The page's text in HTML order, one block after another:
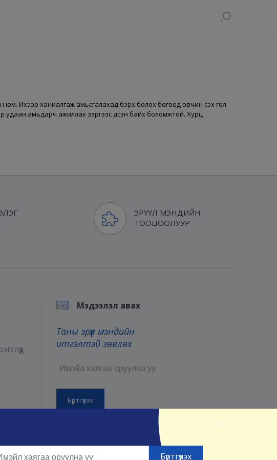
Ихээр ханиалгаж амьсгалахад бэрх болох бөгөөд өвчин үүсэх гол
амьдарч ажиллах зэргээс үүдсэн байх боломжтой. Хурц
ЭРҮҮЛ МЭНДИЙН
ТООЦООЛУУР
Мэдээлэл авах
Таны эрүүл мэндийн
итгэлтэй зөвлөх
Үйлчилгээний нөхцөл
зөвшөөрсөнд тооцно.